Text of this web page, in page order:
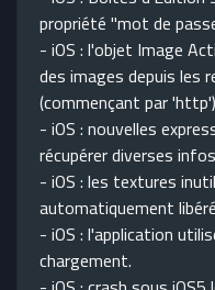
propriété "mot de
- iOS : l'objet Image
des images depuis les
(commençant par
- iOS : nouvelles
récupérer diverses
- iOS : les textures
automatiquement
- iOS : l'application
chargement.